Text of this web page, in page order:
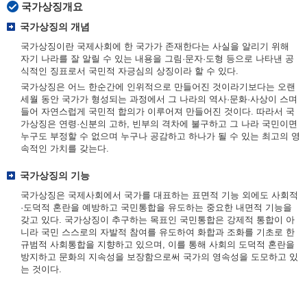
국가상징개요
국가상징의 개념
국가상징이란 국제사회에 한 국가가 존재한다는 사실을 알리기 위해
자기 나라를 잘 알릴 수 있는 내용을 그림·문자·도형 등으로 나타낸 공
식적인 징표로서 국민적 자긍심의 상징이라 할 수 있다.
국가상징은 어느 한순간에 인위적으로 만들어진 것이라기보다는 오랜
세월 동안 국가가 형성되는 과정에서 그 나라의 역사·문화·사상이 스며
들어 자연스럽게 국민적 합의가 이루어져 만들어진 것이다. 따라서 국
가상징은 연령·신분의 고하, 빈부의 격차에 불구하고 그 나라 국민이면
누구도 부정할 수 없으며 누구나 공감하고 하나가 될 수 있는 최고의 영
속적인 가치를 갖는다.
국가상징의 기능
국가상징은 국제사회에서 국가를 대표하는 표면적 기능 외에도 사회적
·도덕적 혼란을 예방하고 국민통합을 유도하는 중요한 내면적 기능을
갖고 있다. 국가상징이 추구하는 목표인 국민통합은 강제적 통합이 아
니라 국민 스스로의 자발적 참여를 유도하여 화합과 조화를 기초로 한
규범적 사회통합을 지향하고 있으며, 이를 통해 사회의 도덕적 혼란을
방지하고 문화의 지속성을 보장함으로써 국가의 영속성을 도모하고 있
는 것이다.